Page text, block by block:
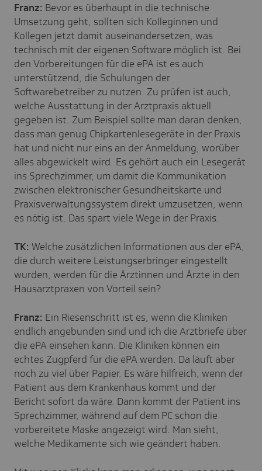
Franz: Bevor es überhaupt in die technische
Umsetzung geht, sollten sich Kolleginnen und
Kollegen jetzt damit auseinandersetzen, was
technisch mit der eigenen Software möglich ist. Bei
den Vorbereitungen für die ePA ist es auch
unterstützend, die Schulungen der
Softwarebetreiber zu nutzen. Zu prüfen ist auch,
welche Ausstattung in der Arztpraxis aktuell
gegeben ist. Zum Beispiel sollte man daran denken,
dass man genug Chipkartenlesegeräte in der Praxis
hat und nicht nur eins an der Anmeldung, worüber
alles abgewickelt wird. Es gehört auch ein Lesegerät
ins Sprechzimmer, um damit die Kommunikation
zwischen elektronischer Gesundheitskarte und
Praxisverwaltungssystem direkt umzusetzen, wenn
es nötig ist. Das spart viele Wege in der Praxis.
TK: Welche zusätzlichen Informationen aus der ePA,
die durch weitere Leistungserbringer eingestellt
wurden, werden für die Ärztinnen und Ärzte in den
Hausarztpraxen von Vorteil sein?
Franz: Ein Riesenschritt ist es, wenn die Kliniken
endlich angebunden sind und ich die Arztbriefe über
die ePA einsehen kann. Die Kliniken können ein
echtes Zugpferd für die ePA werden. Da läuft aber
noch zu viel über Papier. Es wäre hilfreich, wenn der
Patient aus dem Krankenhaus kommt und der
Bericht sofort da wäre. Dann kommt der Patient ins
Sprechzimmer, während auf dem PC schon die
vorbereitete Maske angezeigt wird. Man sieht,
welche Medikamente sich wie geändert haben.